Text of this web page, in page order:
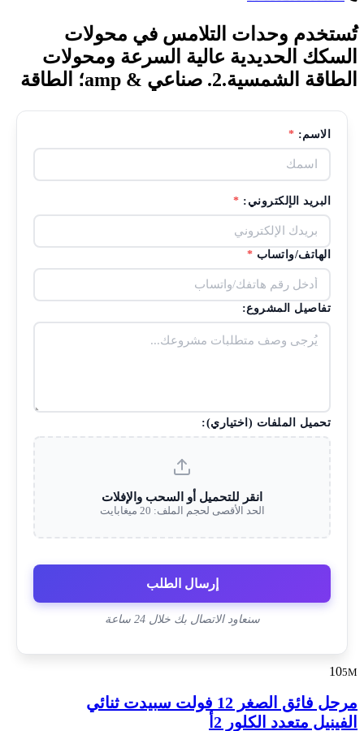
تُستخدم وحدات التلامس في محولات
السكك الحديدية عالية السرعة ومحولات
الطاقة الشمسية.2. صناعي & amp؛ الطاقة
الاسم: *
البريد الإلكتروني: *
الهاتف/واتساب *
تفاصيل المشروع:
تحميل الملفات (اختياري):
انقر للتحميل أو السحب والإفلات
الحد الأقصى لحجم الملف: 20 ميغابايت
إرسال الطلب
سنعاود الاتصال بك خلال 24 ساعة
105M
مرحل فائق الصغر 12 فولت سبيدت ثنائي
الفينيل متعدد الكلور 2أ